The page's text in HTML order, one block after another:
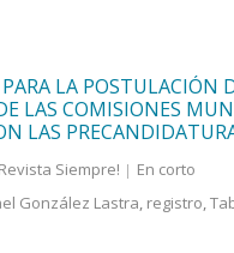
LA POSTULACIÓN
LAS COMISIONES
LAS
Revista Siempre!
En corto
González Lastra registro